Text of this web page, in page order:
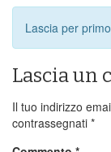
Lascia per
Lascia un
Il tuo indirizzo
contrassegnati *